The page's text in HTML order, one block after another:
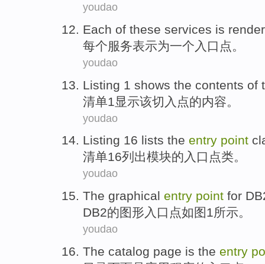
youdao
Each of these services is
每个服务表示为一个 入口 点。
youdao
Listing 1 shows the contents of
清单1 显示该切入点的内容 。
youdao
Listing 16 lists the entry point
清单16列出模块的 入口 点类。
youdao
The graphical entry point for
DB2的图形 入口 点如图1所示。
youdao
The catalog page is the entry